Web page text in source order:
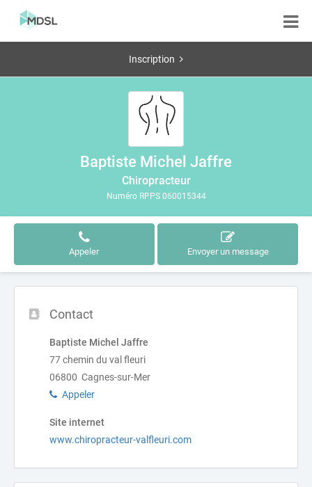
Inscription
Baptiste Michel Jaffre
Chiropracteur
Numéro RPPS 060015344
Appeler Envoyer un message
Contact
Baptiste Michel Jaffre
77 chemin du val fleuri
06800 Cagnes-sur-Mer
Appeler
Site internet
www.chiropracteur-valfleuri.com